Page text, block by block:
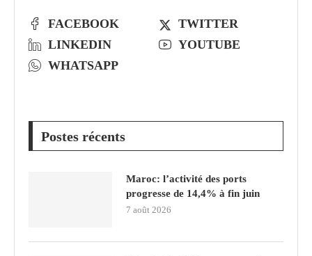
FACEBOOK
TWITTER
LINKEDIN
YOUTUBE
WHATSAPP
Postes récents
Maroc: l’activité des ports
progresse de 14,4% à fin juin
7 août 2026